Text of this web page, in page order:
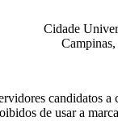
Cidade
candidatos a
de usar a